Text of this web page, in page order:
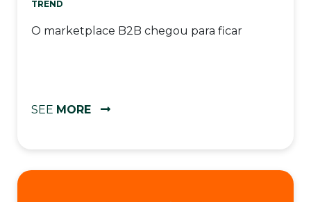
TREND
O marketplace B2B chegou para ficar
SEE MORE